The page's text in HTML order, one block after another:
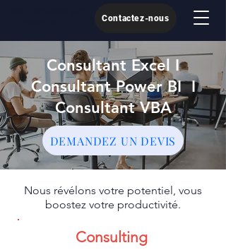
Contactez-nous
Consultant Excel I
Consultant Power BI I
Consultant VBA
DEMANDEZ UN DEVIS
Nous révélons votre potentiel, vous
boostez votre productivité.
Consulting